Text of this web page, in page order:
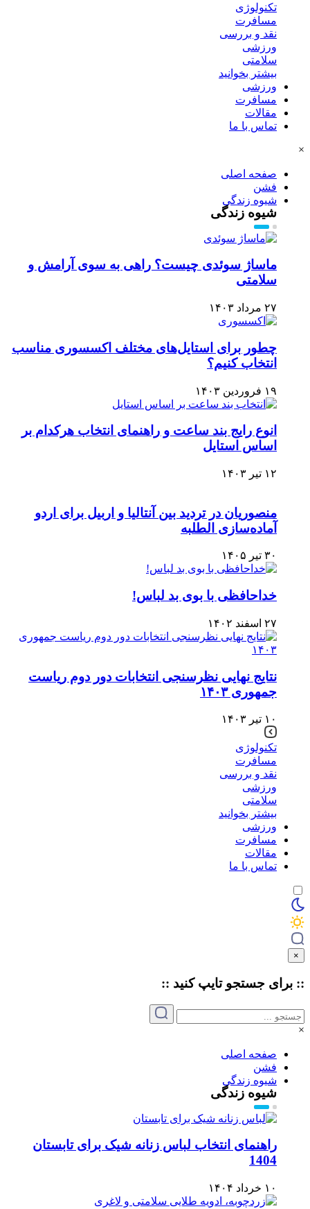
تکنولوژی
مسافرت
نقد و بررسی
ورزشی
سلامتی
بیشتر بخوانید
ورزشی
مسافرت
مقالات
تماس با ما
×
صفحه اصلی
فشن
شیوه زندگی
شیوه زندگی
ماساژ سوئدی چیست؟ راهی به سوی آرامش و
سلامتی
۲۷ مرداد ۱۴۰۳
چطور برای استایل‌های مختلف اکسسوری مناسب
انتخاب کنیم؟
۱۹ فروردین ۱۴۰۳
انوع رایج بند ساعت و راهنمای انتخاب هرکدام بر
اساس استایل
۱۲ تیر ۱۴۰۳
منصوریان در تردید بین آنتالیا و اربیل برای اردو
آماده‌سازی الطلبه
۳۰ تیر ۱۴۰۵
خداحافظی با بوی بد لباس!
۲۷ اسفند ۱۴۰۲
نتایج نهایی نظرسنجی انتخابات دور دوم ریاست‌
جمهوری ۱۴۰۳
۱۰ تیر ۱۴۰۳
تکنولوژی
مسافرت
نقد و بررسی
ورزشی
سلامتی
بیشتر بخوانید
ورزشی
مسافرت
مقالات
تماس با ما
×
:: برای جستجو تایپکنید ::
×
صفحه اصلی
فشن
شیوه زندگی
شیوه زندگی
راهنمای انتخاب لباس زنانه شیک برای تابستان
1404
۱۰ خرداد ۱۴۰۴